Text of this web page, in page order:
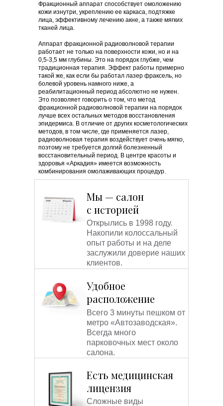
Фракционный аппарат способствует омоложению
кожи изнутри, укреплению ее каркаса, подтяжке
лица, эффективному лечению акне, а также мягких
тканей лица.
Аппарат фракционной радиоволновой терапии
работает не только на поверхности кожи, но и на
0,5-3,5 мм глубины. Это на порядок глубже, чем
традиционная терапия. Эффект работы примерно
такой же, как если бы работал лазер фраксель, но
болевой уровень намного ниже, а
реабилитационный период абсолютно не нужен.
Это позволяет говорить о том, что метод
фракционной радиоволновой терапии на порядок
лучше всех остальных методов восстановления
эпидермиса. В отличие от других косметологических
методов, в том числе, где применяется лазер,
радиоволновая терапия воздействует очень мягко,
поэтому не требуется долгий болезненный
восстановительный период. В центре красоты и
здоровья «Аркадия» имеется возможность
комбинирования омолаживающих процедур.
Ботокс, биоревитализация и плазмолифтинг
радиоволновой терапией. Такое сочетание
приведёт к потрясающему эффекту. Отсутствуют
побочные эффекты. Не образуются ожоги, не
появляется шелушение.
Мы — салон
с историей
Открылись в 1998 году.
Накопили колоссальный
опыт работы и на деле
заслужили доверие наших
клиентов.
Удобное
расположение
Всего 3 минуты пешком от
метро «Автозаводская».
Всегда много
парковочных мест около
салона.
Есть медицинская
лицензия
Сложные виды